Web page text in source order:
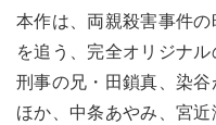
本作は、両親殺害事件
を追う、完全オリジナ
刑事の兄・田鎖真、染
ほか、中条あやみ、宮